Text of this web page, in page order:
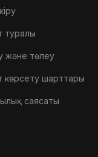
туралы
және төлеу
көрсету шарттары
саясаты